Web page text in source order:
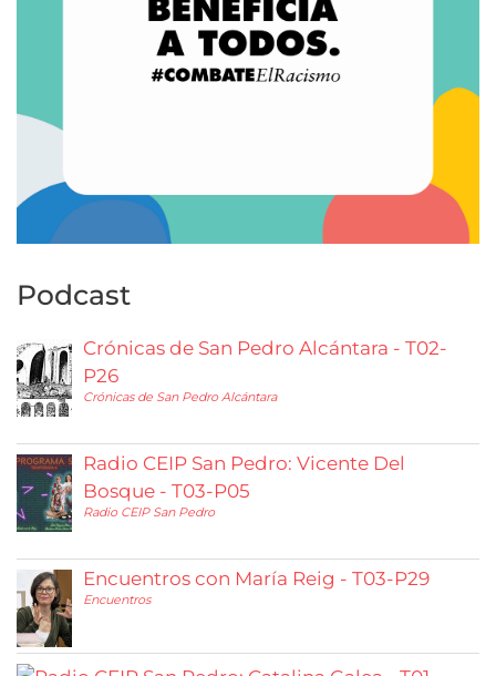
Podcast
Crónicas de San Pedro Alcántara - T02-
P26
Crónicas de San Pedro Alcántara
Radio CEIP San Pedro: Vicente Del
Bosque - T03-P05
Radio CEIP San Pedro
Encuentros con María Reig - T03-P29
Encuentros